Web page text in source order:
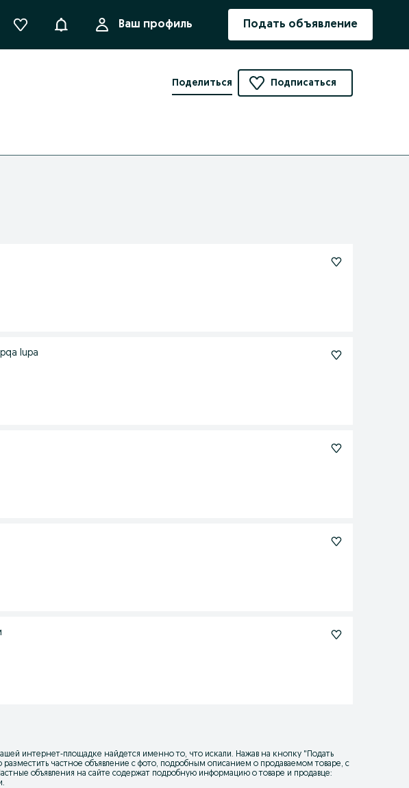
УведомленияВаш профиль Подать объявление
Подписаться
Поделиться
lupa
интернет-площадке найдется именно то, что искали. Нажав на кнопку " Подать
частное объявление с фото, подробным описанием о продаваемом товаре, с
объявления на сайте содержат подробную информацию о товаре и продавце: